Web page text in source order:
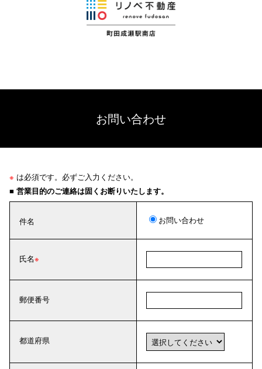
お問い合わせ
※ は必須です。必ずご入力ください。
■ 営業目的のご連絡は固くお断りいたします。
件名 お問い合わせ
氏名
郵便番号
都道府県